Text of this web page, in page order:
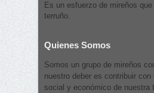
Es un esfuerzo de mireños
terruño.
Quienes Somos
Somos un grupo de mireños
nuestro deber es contribuir
social y económico de nuestra